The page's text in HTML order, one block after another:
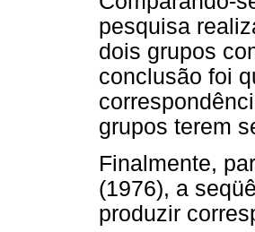
pesquisa
dois grupos
conclusão foi
grupos terem
Finalmente,
(1976), a
produzir